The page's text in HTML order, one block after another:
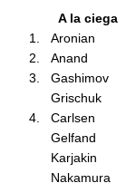
A la ciega
1.
Aronian
2.
Anand
3.
Gashimov
Grischuk
4.
Carlsen
Gelfand
Karjakin
Nakamura